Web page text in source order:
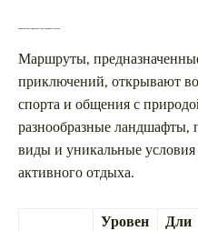
Туристические маршруты для активного отдыха
Маршруты,
приключений, открывают
спорта и общения с
разнообразные ландшафты,
виды и уникальные
активного отдыха.
Уровен
Дли